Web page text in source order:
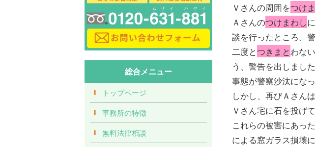
Ｖさんの周囲をつけ
Ａさんのつけまわし
談を行ったところ、
二度とつきまとわな
う、警告を出しました
事態が警察沙汰にな
しかし、再びＡさん
Ｖさん宅に石を投げ
これらの被害にあっ
による窓ガラス損壊
総合メニュー
トップページ
事務所の特徴
無料法律相談